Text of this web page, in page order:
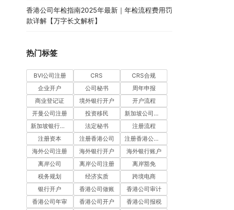
香港公司年检指南2025年最新｜年检流程费用罚
款详解【万字长文解析】
热门标签
BVI公司注册 CRS
CRS合规
企业开户
公司秘书
周年申报
商业登记证
境外银行开户
开户流程
开曼公司注册
投资移民
新加坡公司注册
新加坡银行开户
法定秘书
注册流程
注册资本
注册香港公司
注册香港公司流程
海外公司注册
海外银行开户
海外银行账户
离岸公司
离岸公司注册
离岸豁免
税务规划
经济实质
跨境电商
银行开户
香港公司做账
香港公司审计
香港公司年审
香港公司开户
香港公司报税